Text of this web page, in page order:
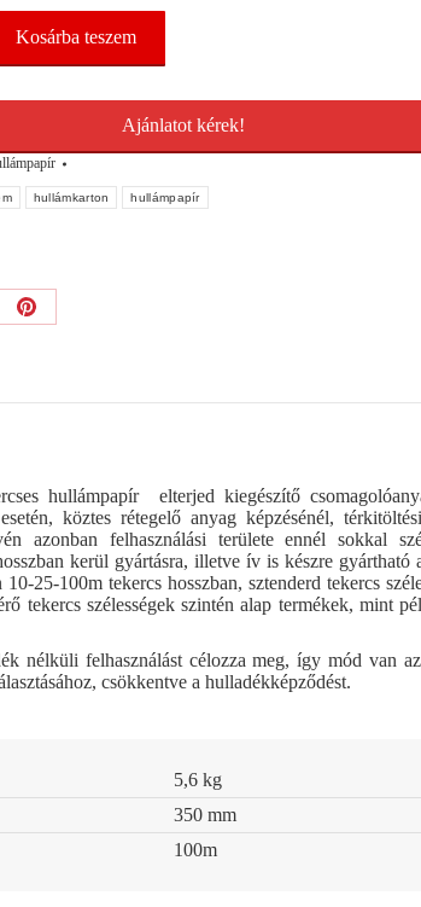
Kosárba teszem
Ajánlatot kérek!
hullámkarton hullámpapír
Share
hullámpapír elterjed kiegészítő
köztes rétegelő anyag képzésénél,
azonban felhasználási területe ennél sokkal
kerül gyártásra, illetve ív is készre gyártható
25-100m tekercs hosszban, sztenderd tekercs
tekercs szélességek szintén alap termékek, mint
nélküli felhasználást célozza meg, így mód van
csökkentve a hulladékképződést.
5,6 kg
350 mm
100m